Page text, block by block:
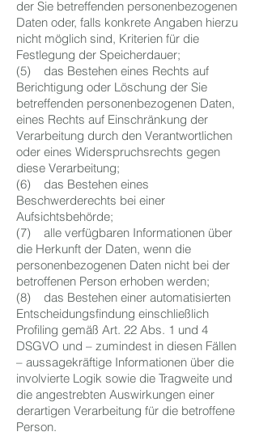
der Sie betreffenden personenbezogenen
Daten oder, falls konkrete Angaben hierzu
nicht möglich sind, Kriterien für die
Festlegung der Speicherdauer;
(5) das Bestehen eines Rechts auf
Berichtigung oder Löschung der Sie
betreffenden personenbezogenen Daten,
eines Rechts auf Einschränkung der
Verarbeitung durch den Verantwortlichen
oder eines Widerspruchsrechts gegen
diese Verarbeitung;
(6) das Bestehen eines
Beschwerderechts bei einer
Aufsichtsbehörde;
(7) alle verfügbaren Informationen über
die Herkunft der Daten, wenn die
personenbezogenen Daten nicht bei der
betroffenen Person erhoben werden;
(8) das Bestehen einer automatisierten
Entscheidungsfindung einschließlich
Profiling gemäß Art. 22 Abs. 1 und 4
DSGVO und – zumindest in diesen Fällen
– aussagekräftige Informationen über die
involvierte Logik sowie die Tragweite und
die angestrebten Auswirkungen einer
derartigen Verarbeitung für die betroffene
Person.